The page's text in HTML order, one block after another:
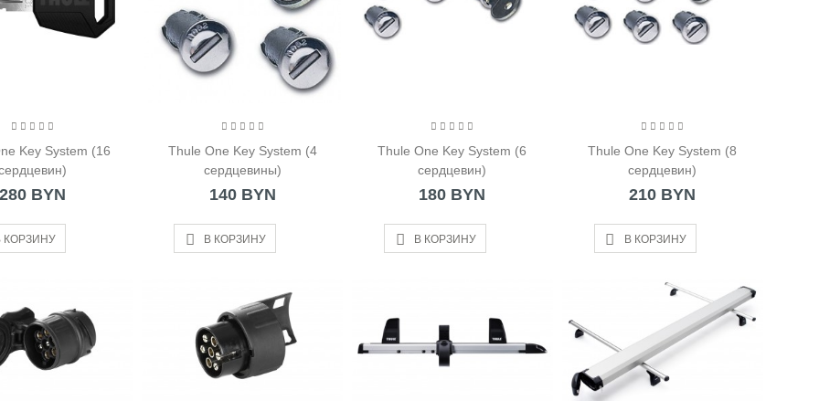
Key System (16
280 BYN
КОРЗИНУ
Thule One Key System (4
сердцевины)
140 BYN
В КОРЗИНУ
Thule One Key System (6
сердцевин)
180 BYN
В КОРЗИНУ
Thule One Key System (8
сердцевин)
210 BYN
В КОРЗИНУ